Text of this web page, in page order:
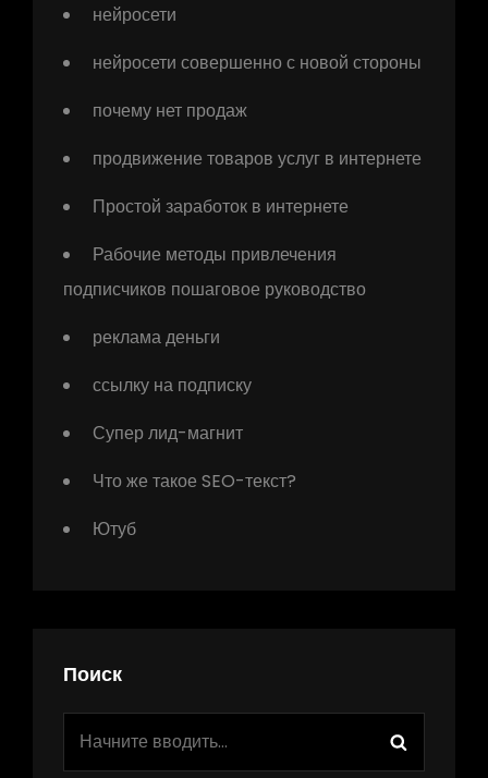
нейросети
нейросети совершенно с новой стороны
почему нет продаж
продвижение товаров услуг в интернете
Простой заработок в интернете
Рабочие методы привлечения
подписчиков пошаговое руководство
реклама деньги
ссылку на подписку
Супер лид-магнит
Что же такое SEO-текст?
Ютуб
Поиск